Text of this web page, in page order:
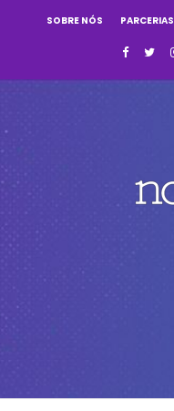
SOBRE NÓS PARCERIAS